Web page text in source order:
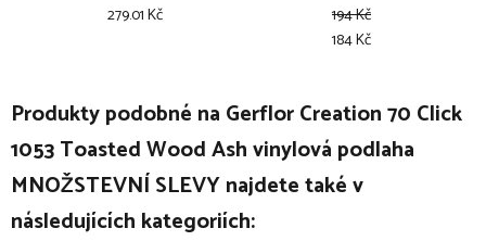
279.01 Kč
194 Kč
184 Kč
Produkty podobné na Gerflor Creation 70 Click
1053 Toasted Wood Ash vinylová podlaha
MNOŽSTEVNÍ SLEVY najdete také v
následujících kategoriích: